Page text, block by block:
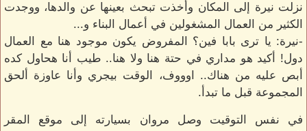
نزلت نيرة إلى المكان وأخذت تبحث بعينها عن والدها، ووجدت
الكثير من العمال المشغولين في أعمال البناء و...
-نيرة: يا ترى بابا فين؟ المفروض يكون موجود هنا مع العمال
دول! أكيد هو مداري في حتة هنا ولا هنا.. طيب أنا هحاول كده
أبص عليه من هناك.. اوووف، الوقت بيجري وأنا عاوزة ألحق
المجموعة قبل ما تبدأ.
في نفس التوقيت وصل مروان بسيارته إلى موقع المقر